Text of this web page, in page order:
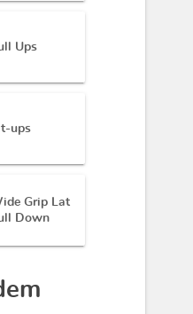
Ups
ups
Grip Lat
Down